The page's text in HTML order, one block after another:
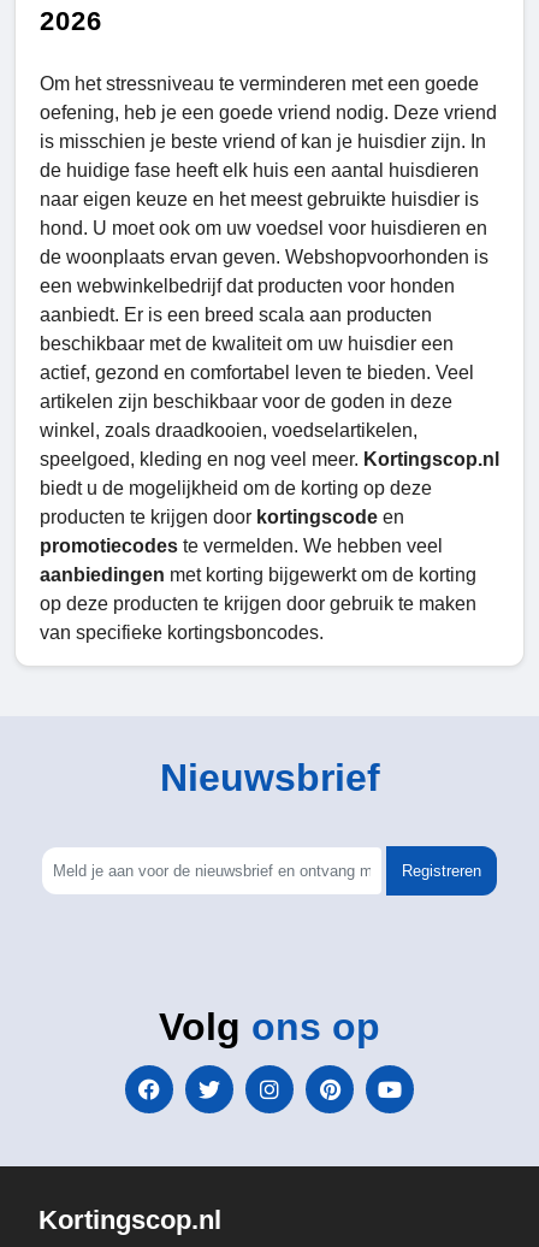
2026
Om het stressniveau te verminderen met een goede
oefening, heb je een goede vriend nodig. Deze vriend
is misschien je beste vriend of kan je huisdier zijn. In
de huidige fase heeft elk huis een aantal huisdieren
naar eigen keuze en het meest gebruikte huisdier is
hond. U moet ook om uw voedsel voor huisdieren en
de woonplaats ervan geven. Webshopvoorhonden is
een webwinkelbedrijf dat producten voor honden
aanbiedt. Er is een breed scala aan producten
beschikbaar met de kwaliteit om uw huisdier een
actief, gezond en comfortabel leven te bieden. Veel
artikelen zijn beschikbaar voor de goden in deze
winkel, zoals draadkooien, voedselartikelen,
speelgoed, kleding en nog veel meer. Kortingscop.nl
biedt u de mogelijkheid om de korting op deze
producten te krijgen door kortingscode en
promotiecodes te vermelden. We hebben veel
aanbiedingen met korting bijgewerkt om de korting
op deze producten te krijgen door gebruik te maken
van specifieke kortingsboncodes.
Nieuwsbrief
Registreren
Volg ons op
Kortingscop.nl